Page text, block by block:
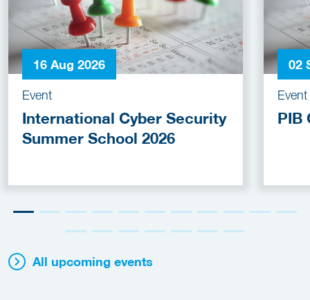
16 Aug 2026
Event
International Cyber Security
Summer School 2026
02
Event
PIB
All upcoming events